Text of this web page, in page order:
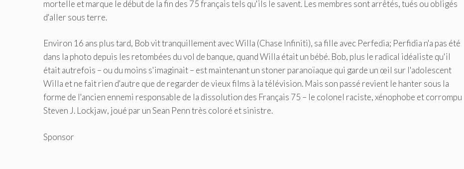
mortelle et marque le début de la fin des 75 français tels qu'ils le savent. Les membres sont arrêtés, tués ou obligés
d'aller sous terre.
Environ 16 ans plus tard, Bob vit tranquillement avec Willa (Chase Infiniti), sa fille avec Perfedia; Perfidia n'a pas été
dans la photo depuis les retombées du vol de banque, quand Willa était un bébé. Bob, plus le radical idéaliste qu'il
était autrefois – ou du moins s'imaginait – est maintenant un stoner paranoïaque qui garde un œil sur l'adolescent
Willa et ne fait rien d'autre que de regarder de vieux films à la télévision. Mais son passé revient le hanter sous la
forme de l'ancien ennemi responsable de la dissolution des Français 75 – le colonel raciste, xénophobe et corrompu
Steven J. Lockjaw, joué par un Sean Penn très coloré et sinistre.
Sponsor